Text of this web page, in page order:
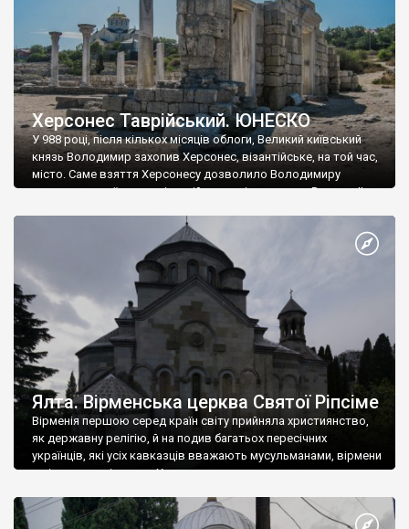
Херсонес Таврійський. ЮНЕСКО
У 988 році, після кількох місяців облоги, Великий київський
князь Володимир захопив Херсонес, візантійське, на той час,
місто. Саме взяття Херсонесу дозволило Володимиру
диктувати свої умови візантійському імператору Василю ІІ, та
Херсонесі Володимир-язичник, став Василем-християнином.
А потім було Хрещення Русі. На честь Херсонесу Таврійського
Ялта. Вірменська церква Святої Ріпсіме
Вірменія першою серед країн світу прийняла християнство,
як державну релігію, й на подив багатьох пересічних
українців, які усіх кавказців вважають мусульманами, вірмени
є відданими вірянами Христа